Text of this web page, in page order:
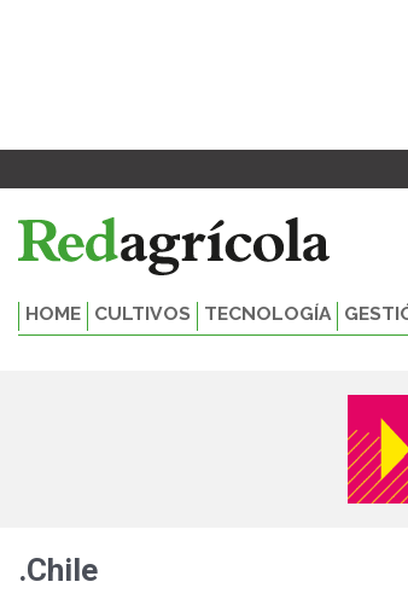
HOME CULTIVOS TECNOLOGÍA
.Chile